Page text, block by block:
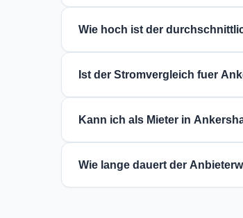
Sie im Vergleich oben.
Wie hoch ist der
Personen-Haushalt etwa
Ist der Stromvergleich fuer
Kann ich als Mieter in
abgerechnet wird, ist dies
Wie lange dauert der